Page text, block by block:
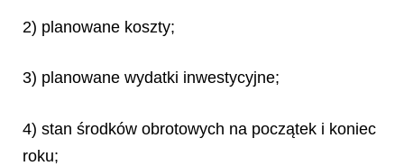
2) planowane koszty;
3) planowane wydatki inwestycyjne;
4) stan środków obrotowych na początek i koniec
roku;